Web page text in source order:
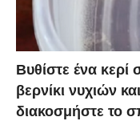
Βυθίστε ένα κερί
βερνίκι νυχιών
διακοσμήστε το